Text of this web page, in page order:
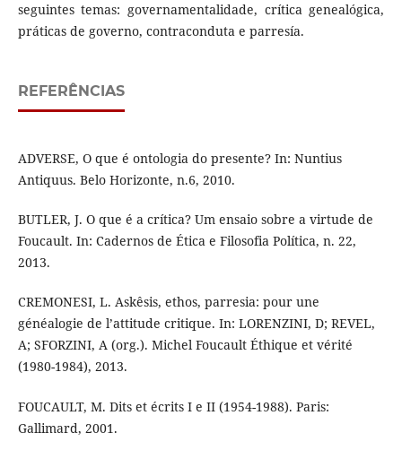
seguintes temas: governamentalidade, crítica genealógica,
práticas de governo, contraconduta e parresía.
REFERÊNCIAS
ADVERSE, O que é ontologia do presente? In: Nuntius
Antiquus. Belo Horizonte, n.6, 2010.
BUTLER, J. O que é a crítica? Um ensaio sobre a virtude de
Foucault. In: Cadernos de Ética e Filosofia Política, n. 22,
2013.
CREMONESI, L. Askêsis, ethos, parresia: pour une
généalogie de l’attitude critique. In: LORENZINI, D; REVEL,
A; SFORZINI, A (org.). Michel Foucault Éthique et vérité
(1980-1984), 2013.
FOUCAULT, M. Dits et écrits I e II (1954-1988). Paris:
Gallimard, 2001.